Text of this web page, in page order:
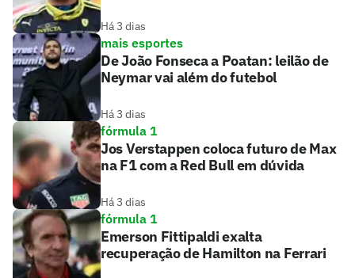
Há 3 dias
mais esportes
De João Fonseca a Poatan: leilão de
Neymar vai além do futebol
Há 3 dias
fórmula 1
Jos Verstappen coloca futuro de Max
na F1 com a Red Bull em dúvida
Há 3 dias
fórmula 1
Emerson Fittipaldi exalta
recuperação de Hamilton na Ferrari